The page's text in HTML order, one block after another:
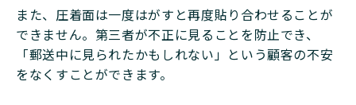
また、圧着面は一度はがすと再度貼り合わせることが
できません。第三者が不正に見ることを防止でき、
「郵送中に見られたかもしれない」という顧客の不安
をなくすことができます。